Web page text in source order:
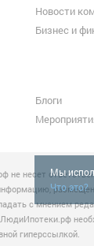
Мы
Что это?
Новости
Бизнес и
Блоги
не несет
с мнением
ЛюдиИпотеки.рф
гиперссылкой.